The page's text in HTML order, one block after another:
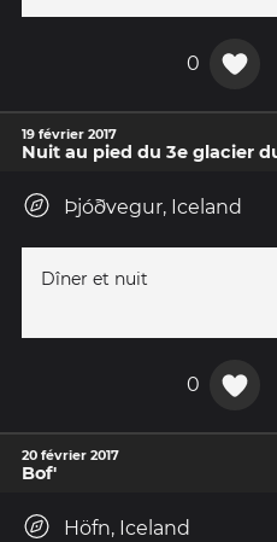
0
19 février 2017
Nuit au pied du 3e glacier
Þjóðvegur, Iceland
Dîner et nuit
0
20 février 2017
Bof'
Höfn, Iceland